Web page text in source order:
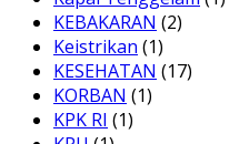
KEBAKARAN (2)
Keistrikan (1)
KESEHATAN (17)
KORBAN (1)
KPK RI (1)